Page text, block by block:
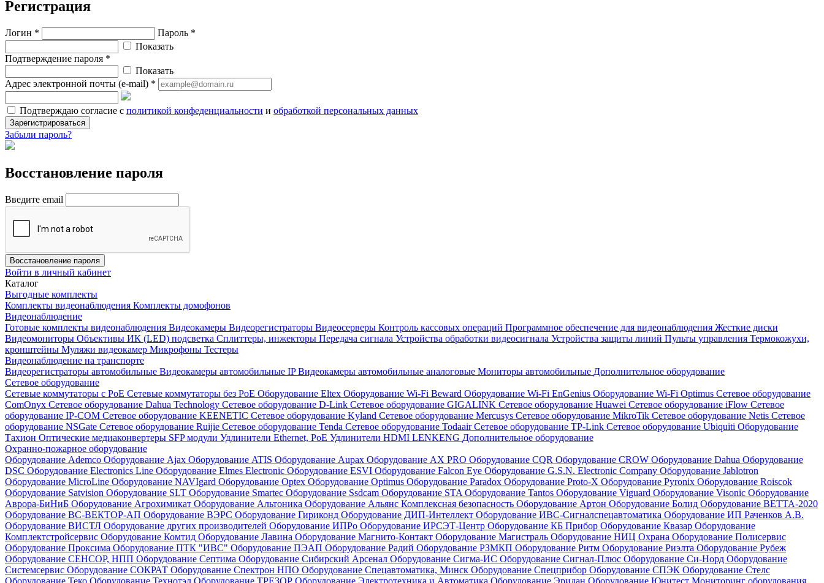
Регистрация
Логин *
Пароль *
Показать
Подтверждение пароля *
Показать
Адрес электронной почты (e-mail) *
Подтверждаю согласие с политикой конфеденциальности и обработкой персональных данных
Зарегистрироваться
Забыли пароль?
Восстановление пароля
Введите email
Восстановление пароля
Войти в личный кабинет
Каталог
Выгодные комплекты
Комплекты видеонаблюдения Комплекты домофонов
Видеонаблюдение
Готовые комплекты видеонаблюдения Видеокамеры Видеорегистраторы Видеосерверы Контроль кассовых операций Программное обеспечение для видеонаблюдения Жесткие диски
Видеомониторы Объективы ИК (LED) подсветка Сплиттеры, инжекторы Передача сигнала Устройства обработки видеосигнала Устройства защиты линий Пульты управления Термокожухи,
кронштейны Муляжи видеокамер Микрофоны Тестеры
Видеонаблюдение на транспорте
Видеорегистраторы автомобильные Видеокамеры автомобильные IPВидеокамеры автомобильные аналоговые Мониторы автомобильные Дополнительное оборудование
Сетевое оборудование
Сетевые коммутаторы с РоЕ Сетевые коммутаторы без РоЕ Оборудование Eltex Оборудование Wi-Fi Beward Оборудование Wi-Fi EnGenius Оборудование Wi-Fi Optimus Сетевое оборудование
ComOnyx Сетевое оборудование Dahua Technology Сетевое оборудование D-Link Сетевое оборудование GIGALINK Сетевое оборудование Huawei Сетевое оборудование iFlow Сетевое
оборудование IP-COM Сетевое оборудование KEENETIC Сетевое оборудование Kyland Сетевое оборудование Mercusys Сетевое оборудование MikroTik Сетевое оборудование Netis Сетевое
оборудование NSGate Сетевое оборудование Ruijie Сетевое оборудование Tenda Сетевое оборудование TodaairСетевое оборудование TP-Link Сетевое оборудование Ubiquiti Оборудование
Тахион Оптические медиаконвертеры SFP модули Удлинители Ethernet, PoE Удлинители HDMI LENKENG Дополнительное оборудование
Охранно-пожарное оборудование
Оборудование Ademco Оборудование Ajax Оборудование ATIS Оборудование Aupax Оборудование AX PRO Оборудование CQR Оборудование CROW Оборудование Dahua Оборудование
DSC Оборудование Electronics Line Оборудование Elmes Electronic Оборудование ESVI Оборудование Falcon Eye Оборудование G.S.N. Electronic Company Оборудование Jablotron
Оборудование MicroLine Оборудование NAVIgard Оборудование Optex Оборудование Optimus Оборудование Paradox Оборудование Proto-X Оборудование Pyronix Оборудование Roiscok
Оборудование Satvision Оборудование SLT Оборудование Smartec Оборудование Ssdcam Оборудование STA Оборудование Tantos Оборудование Viguard Оборудование Visonic Оборудование
Аврора-БиНиБ Оборудование Агрохимикат Оборудование Альтоника Оборудование Альянс Комплексная безопасность Оборудование Артон Оборудование Болид Оборудование ВЕТТА-2020
Оборудование ВС-ВЕКТОР-АП Оборудование ВЭРС Оборудование Гириконд Оборудование ДИП-Интеллект Оборудование ИВС-Сигналспецавтоматика Оборудование ИП Раченков А.В.
Оборудование ВИСТЛ Оборудование других производителей Оборудование ИПРо Оборудование ИРСЭТ-Центр Оборудование КБ Прибор Оборудование Квазар Оборудование
Комплектстройсервис Оборудование Комтид Оборудование Лавина Оборудование Магнито-Контакт Оборудование Магистраль Оборудование НИЦ Охрана Оборудование Полисервис
Оборудование Проксима Оборудование ПТК "ИВС" Оборудование ПЭАП Оборудование Радий Оборудование РЗМКП Оборудование Ритм Оборудование Риэлта Оборудование Рубеж
Оборудование СЕНСОР, НПП Оборудование Септима Оборудование Сибирский Арсенал Оборудование Сигма-ИС Оборудование Сигнал-Плюс Оборудование Си-Норд Оборудование
Системсервис Оборудование СОКРАТ Оборудование Спектрон НПО Оборудование Спецавтоматика, Минск Оборудование Спецприбор Оборудование СПЭК Оборудование Стелс
Оборудование Теко Оборудование Технотэл Оборудование ТРЕЗОР Оборудование Электротехника и Автоматика Оборудование Эридан Оборудование Юнитест Мониторинг оборудования